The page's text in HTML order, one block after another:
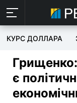
КУРС ДОЛЛАРА
Грищенко:
є